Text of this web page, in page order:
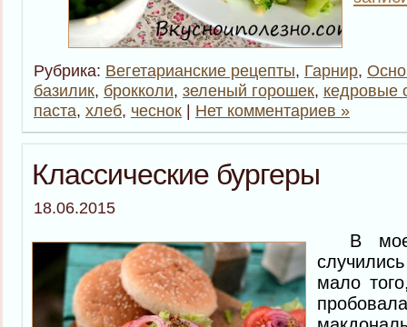
Рубрика: Вегетарианские рецепты, Гарнир,
базилик, брокколи, зеленый горошек, кедровые
паста, хлеб, чеснок | Нет комментариев »
Классические бургеры
18.06.2015
В моей
мало